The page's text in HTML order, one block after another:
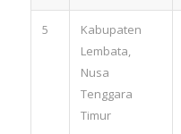
5
Kabupaten
Lembata,
Nusa
Tenggara
Timur